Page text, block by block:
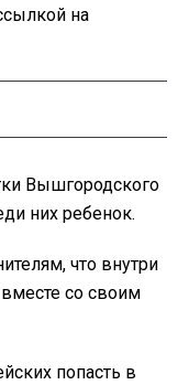
на
Вышгородского
них ребенок.
что внутри
вместе со своим
попасть в